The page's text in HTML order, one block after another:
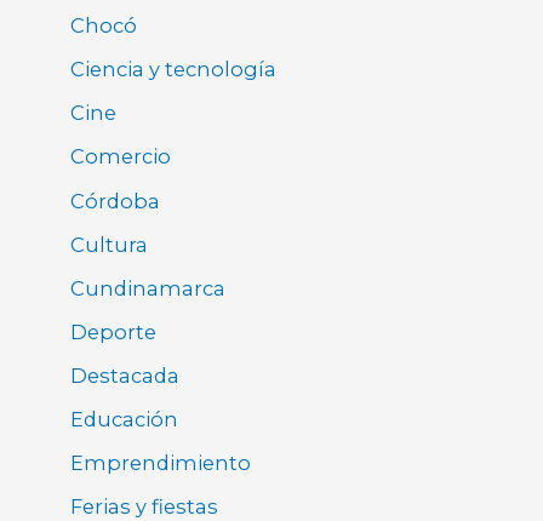
Chocó
Ciencia y tecnología
Cine
Comercio
Córdoba
Cultura
Cundinamarca
Deporte
Destacada
Educación
Emprendimiento
Ferias y fiestas